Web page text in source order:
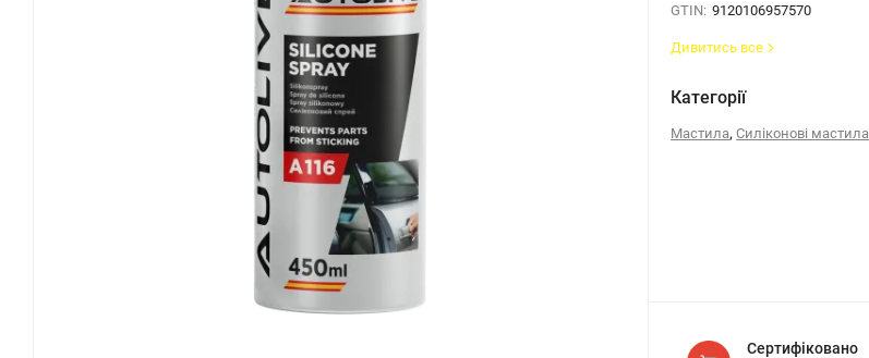
GTIN: 9120106957570
Дивитись все
Категорії
Мастила,Силіконові мастила
Сертифіковано